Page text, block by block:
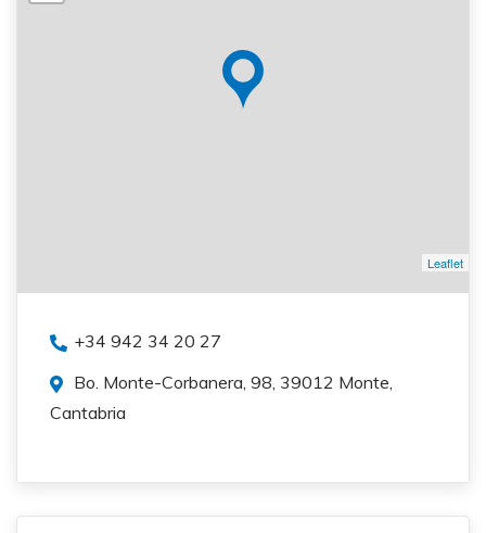
Leaflet
+34 942 34 20 27
Bo. Monte-Corbanera, 98, 39012 Monte,
Cantabria